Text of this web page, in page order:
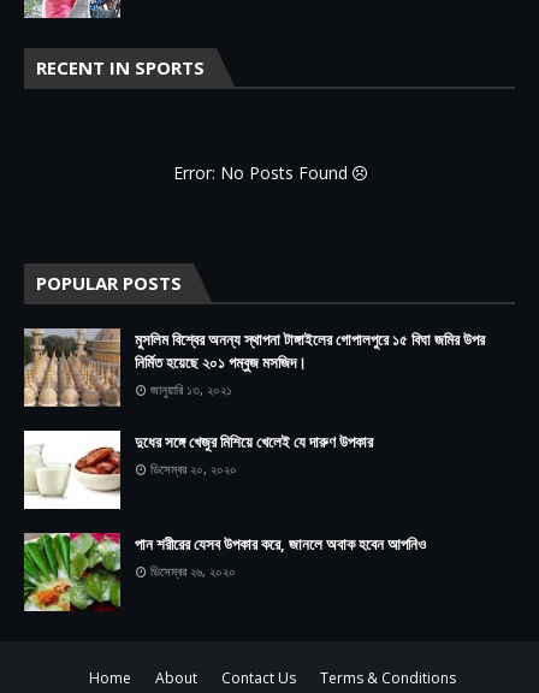
RECENT IN SPORTS
Error: No Posts Found
POPULAR POSTS
মুসলিম বিশ্বের অনন্য স্থাপনা টাঙ্গাইলের গোপালপুরে ১৫ বিঘা জমির উপর
নির্মিত হয়েছে ২০১ গম্বুজ মসজিদ।
জানুয়ারি ১৩, ২০২১
দুধের সঙ্গে খেজুর মিশিয়ে খেলেই যে দারুণ উপকার
ডিসেম্বর ২০, ২০২০
পান শরীরের যেসব উপকার করে, জানলে অবাক হবেন আপনিও
ডিসেম্বর ২৬, ২০২০
Home About Contact Us Terms & Conditions